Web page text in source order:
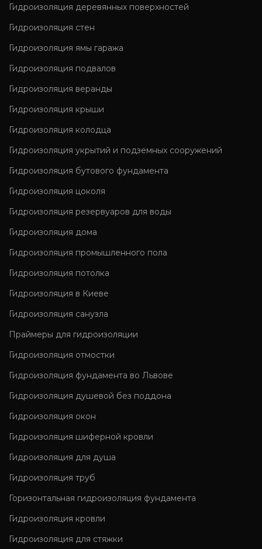
Гидроизоляция деревянных поверхностей
Гидроизоляция стен
Гидроизоляция ямы гаража
Гидроизоляция подвалов
Гидроизоляция веранды
Гидроизоляция крыши
Гидроизоляция колодца
Гидроизоляция укрытий и подземных сооружений
Гидроизоляция бутового фундамента
Гидроизоляция цоколя
Гидроизоляция резервуаров для воды
Гидроизоляция дома
Гидроизоляция промышленного пола
Гидроизоляция потолка
Гидроизоляция в Киеве
Гидроизоляция санузла
Праймеры для гидроизоляции
Гидроизоляция отмостки
Гидроизоляция фундамента во Львове
Гидроизоляция душевой без поддона
Гидроизоляция окон
Гидроизоляция шиферной кровли
Гидроизоляция для душа
Гидроизоляция труб
Горизонтальная гидроизоляция фундамента
Гидроизоляция кровли
Гидроизоляция для стяжки